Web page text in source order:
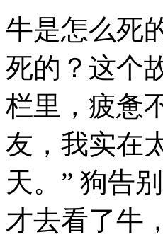
牛是怎么死
死的？这个
栏里，疲惫
友，我实在
天。” 狗告
才去看了牛